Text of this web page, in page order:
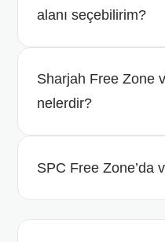
alanı seçebilirim?
Sharjah Free Zone
nelerdir?
SPC Free Zone’da